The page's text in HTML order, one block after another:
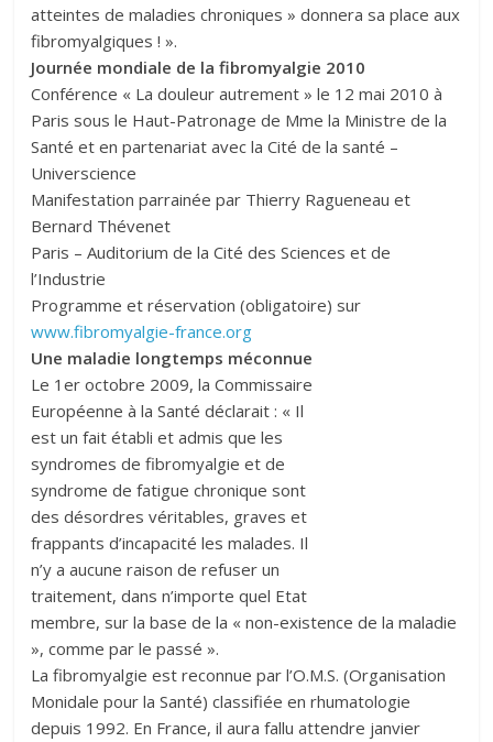
atteintes de maladies chroniques » donnera sa place aux
fibromyalgiques ! ».
Journée mondiale de la fibromyalgie 2010
Conférence « La douleur autrement » le 12 mai 2010 à
Paris sous le Haut-Patronage de Mme la Ministre de la
Santé et en partenariat avec la Cité de la santé –
Universcience
Manifestation parrainée par Thierry Ragueneau et
Bernard Thévenet
Paris – Auditorium de la Cité des Sciences et de
l’Industrie
Programme et réservation (obligatoire) sur
www.fibromyalgie-france.org
Une maladie longtemps méconnue
Le 1er octobre 2009, la Commissaire
Européenne à la Santé déclarait : « Il
est un fait établi et admis que les
syndromes de fibromyalgie et de
syndrome de fatigue chronique sont
des désordres véritables, graves et
frappants d’incapacité les malades. Il
n’y a aucune raison de refuser un
traitement, dans n’importe quel Etat
membre, sur la base de la « non-existence de la maladie
», comme par le passé ».
La fibromyalgie est reconnue par l’O.M.S. (Organisation
Monidale pour la Santé) classifiée en rhumatologie
depuis 1992. En France, il aura fallu attendre janvier